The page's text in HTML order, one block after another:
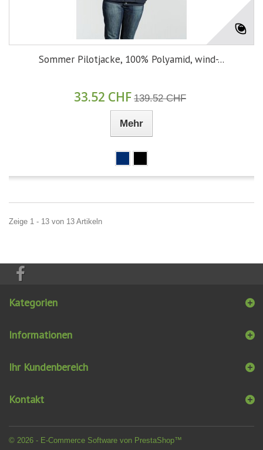
Sommer Pilotjacke, 100% Polyamid, wind-...
33.52 CHF 139.52 CHF
Mehr
Zeige 1 - 13 von 13 Artikeln
Kategorien
Informationen
© 2026 - E-Commerce Software von PrestaShop™
Ihr Kundenbereich
Kontakt